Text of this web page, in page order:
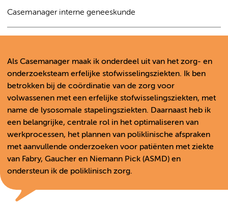
Casemanager interne geneeskunde
Als Casemanager maak ik onderdeel uit van het zorg- en
onderzoeksteam erfelijke stofwisselingsziekten. Ik ben
betrokken bij de coördinatie van de zorg voor
volwassenen met een erfelijke stofwisselingsziekten, met
name de lysosomale stapelingsziekten. Daarnaast heb ik
een belangrijke, centrale rol in het optimaliseren van
werkprocessen, het plannen van poliklinische afspraken
met aanvullende onderzoeken voor patiënten met ziekte
van Fabry, Gaucher en Niemann Pick (ASMD) en
ondersteun ik de poliklinisch zorg.